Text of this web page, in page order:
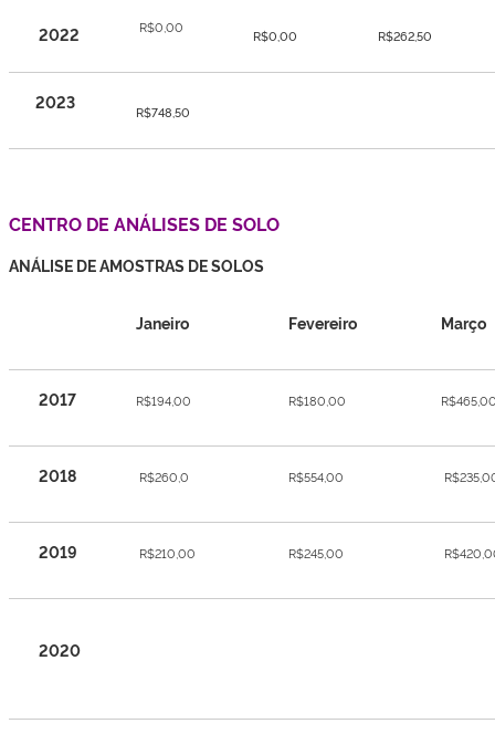
2022 R$0,00
R$0,00 R$262,50
2023
R$748,50
CENTRO DE ANÁLISES DE SOLO
ANÁLISE DE AMOSTRAS DE SOLOS
Janeiro Fevereiro Março
2017 R$194,00 R$180,00
2018 R$260,0 R$554,00
2019 R$210,00 R$245,00
2020